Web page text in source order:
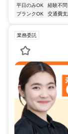
平日のみOK
経験不問
ブランクOK
交通費
業務委託